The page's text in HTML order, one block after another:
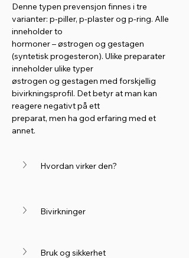
Denne typen prevensjon finnes i tre
varianter: p-piller, p-plaster og p-ring. Alle
inneholder to
hormoner – østrogen og gestagen
(syntetisk progesteron). Ulike preparater
inneholder ulike typer
østrogen og gestagen med forskjellig
bivirkningsprofil. Det betyr at man kan
reagere negativt på ett
preparat, men ha god erfaring med et
annet.
Hvordan virker den?
Bivirkninger
Bruk og sikkerhet